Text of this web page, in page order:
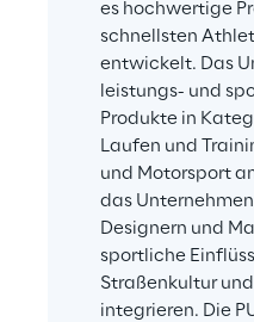
es hochwertige
schnellsten
entwickelt. Das
leistungs- und
Produkte in
Laufen und
und Motorsport
das
Designern und
sportliche
Straßenkultur
integrieren. Die